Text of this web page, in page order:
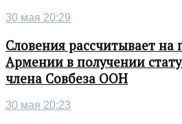
30 мая 20:29
Словения рассчитывает на
Армении в получении
члена Совбеза ООН
30 мая 20:23